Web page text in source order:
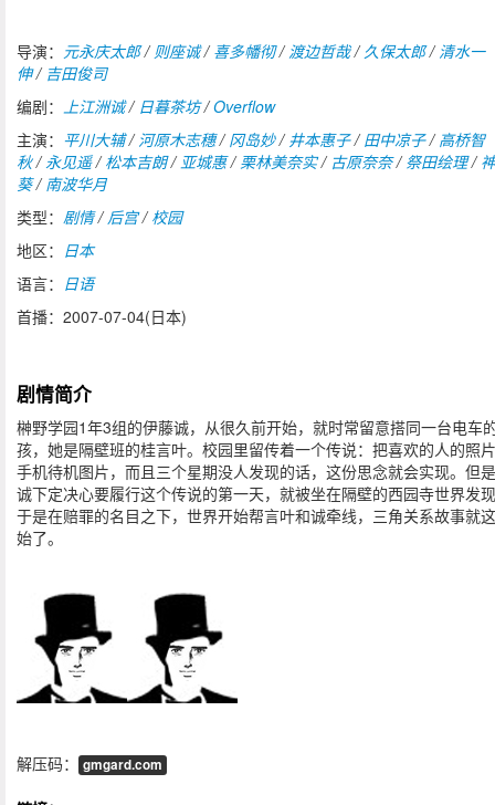
导演： 元永庆太郎/则座诚/喜多幡彻/渡边哲哉/久保太郎/清水一
伸/ 吉田俊司
编剧： 上江洲诚/ 日暮茶坊/Overflow
主演： 平川大辅/河原木志穗/冈岛妙/井本惠子/田中凉子/高桥智
秋/永见遥/松本吉朗/亚城惠/栗林美奈实/ 古原奈奈/祭田绘理/
葵/南波华月
类型： 剧情/后宫/校园
地区： 日本
语言： 日语
首播：2007-07-04(日本)
剧情简介
榊野学园1年3组的伊藤诚，从很久前开始，就时常留意搭同一台电车
孩，她是隔壁班的桂言叶。校园里留传着一个传说：把喜欢的人的照
手机待机图片，而且三个星期没人发现的话，这份思念就会实现。但
诚下定决心要履行这个传说的第一天，就被坐在隔壁的西园寺世界发
于是在赔罪的名目之下，世界开始帮言叶和诚牵线，三角关系故事就
始了。
解压码： gmgard.com